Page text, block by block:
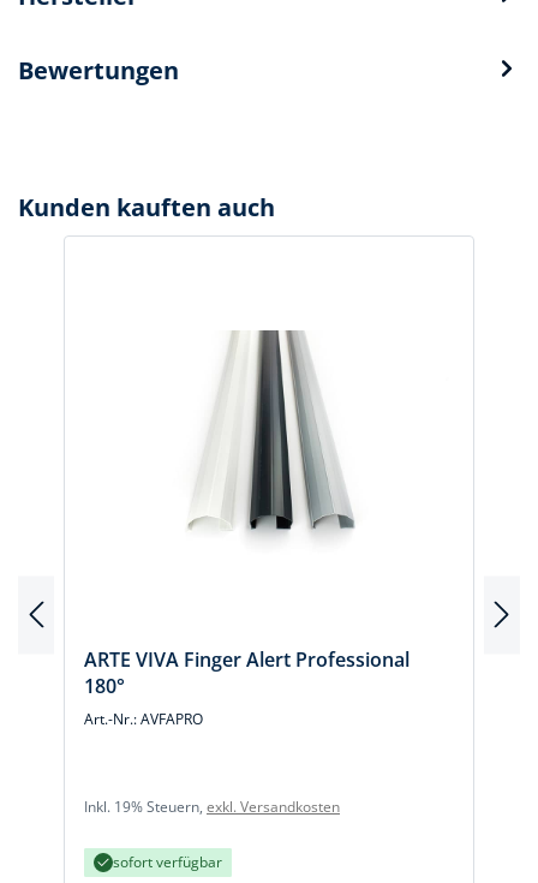
Bewertungen
Kunden kauften auch
ARTE VIVA Finger Alert Professional
180°
Art.-Nr.: AVFAPRO
Inkl. 19% Steuern, exkl. Versandkosten
sofort verfügbar